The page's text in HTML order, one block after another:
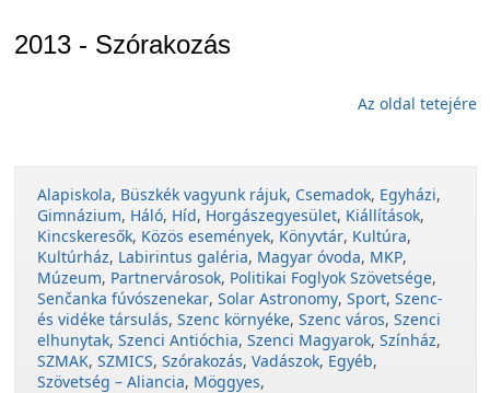
2013 - Szórakozás
Az oldal tetejére
Alapiskola, Büszkék vagyunk rájuk, Csemadok, Egyházi,
Gimnázium, Háló, Híd, Horgászegyesület, Kiállítások,
Kincskeresők, Közös események, Könyvtár, Kultúra,
Kultúrház, Labirintus galéria, Magyar óvoda, MKP,
Múzeum, Partnervárosok, Politikai Foglyok Szövetsége,
Senčanka fúvószenekar, Solar Astronomy, Sport, Szenc-
és vidéke társulás, Szenc környéke, Szenc város, Szenci
elhunytak, Szenci Antióchia, Szenci Magyarok, Színház,
SZMAK, SZMICS, Szórakozás, Vadászok, Egyéb,
Szövetség – Aliancia, Möggyes,